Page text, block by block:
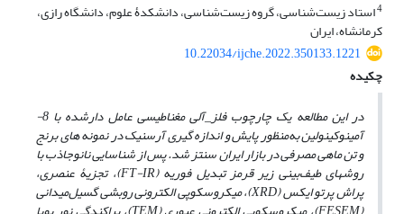
4استاد زیست‌شناسی، گروه زیست‌شناسی، دانشکدۀ علوم، دانشگاه رازی،
کرمانشاه،‌ ایران
10.22034/ijche.2022.350133.1221
چکیده
در این مطالعه یک چارچوب فلز_آلی مغناطیسی عامل
دارشده با 8-
آمینوکینولین بهمنظور پایش و اندازهگیری آرسنیک در نمونه­های برنج
و تن ماهی مصرفی در بازار ایران سنتز شد. پس از شناسایی نانوجاذب با
روشهای طیف‌­بینی زیر قرمز تبدیل فوریه(FT-IR) ، تجزیۀ عنصری،
پراش پرتو ایکس(XRD) ، میکروسکوپی الکترونی روبشی گسیلمیدانی